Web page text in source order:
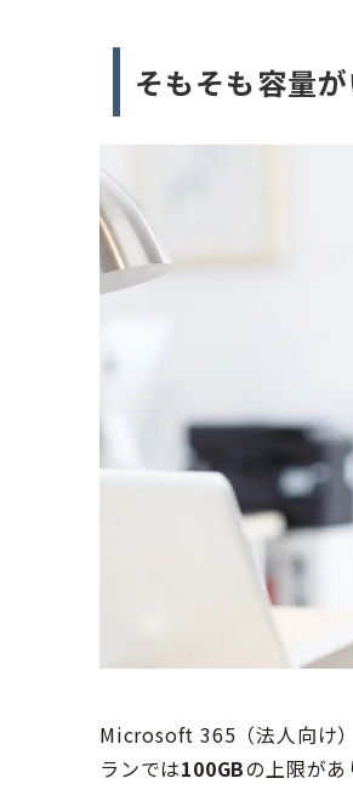
そもそも容量
Microsoft 365（法人向け
ランでは100GBの上限があ